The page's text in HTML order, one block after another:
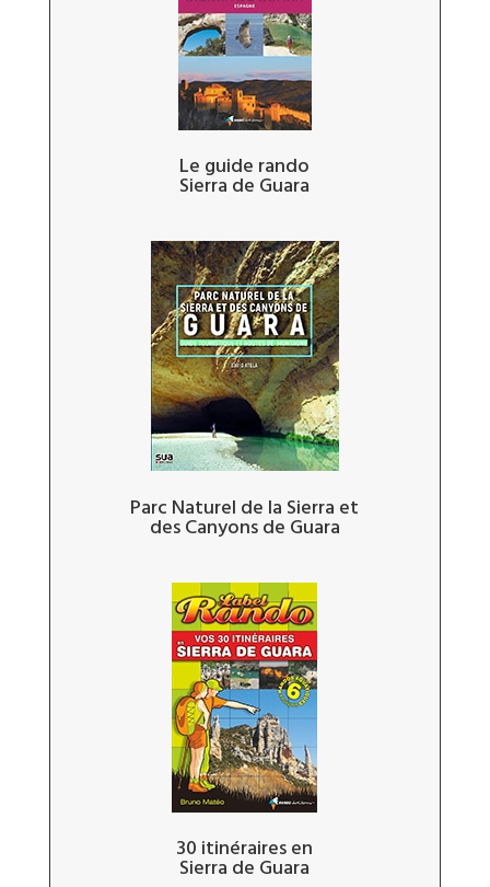
Le guide rando
Sierra de Guara
Parc Naturel de la Sierra et
des Canyons de Guara
30 itinéraires en
Sierra de Guara